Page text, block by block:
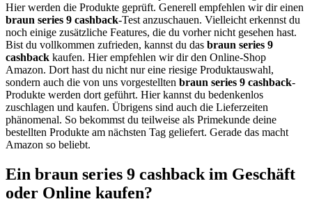
Hier werden die Produkte geprüft. Generell empfehlen wir dir einen
braun series 9 cashback-Test anzuschauen. Vielleicht erkennst du
noch einige zusätzliche Features, die du vorher nicht gesehen hast.
Bist du vollkommen zufrieden, kannst du das braun series 9
cashback kaufen. Hier empfehlen wir dir den Online-Shop
Amazon. Dort hast du nicht nur eine riesige Produktauswahl,
sondern auch die von uns vorgestellten braun series 9 cashback-
Produkte werden dort geführt. Hier kannst du bedenkenlos
zuschlagen und kaufen. Übrigens sind auch die Lieferzeiten
phänomenal. So bekommst du teilweise als Primekunde deine
bestellten Produkte am nächsten Tag geliefert. Gerade das macht
Amazon so beliebt.
Ein braun series 9 cashback im Geschäft
oder Online kaufen?